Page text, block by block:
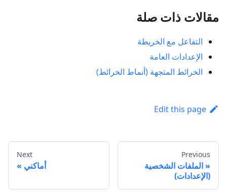
مقالات ذات صلة
التفاعل مع الخريطة
الإعدادات العامة
الخرائط المتجهة (أنماط الخرائط)
Edit this page
Previous
الملفات الشخصية
(الإعدادات)
Next
أماكني